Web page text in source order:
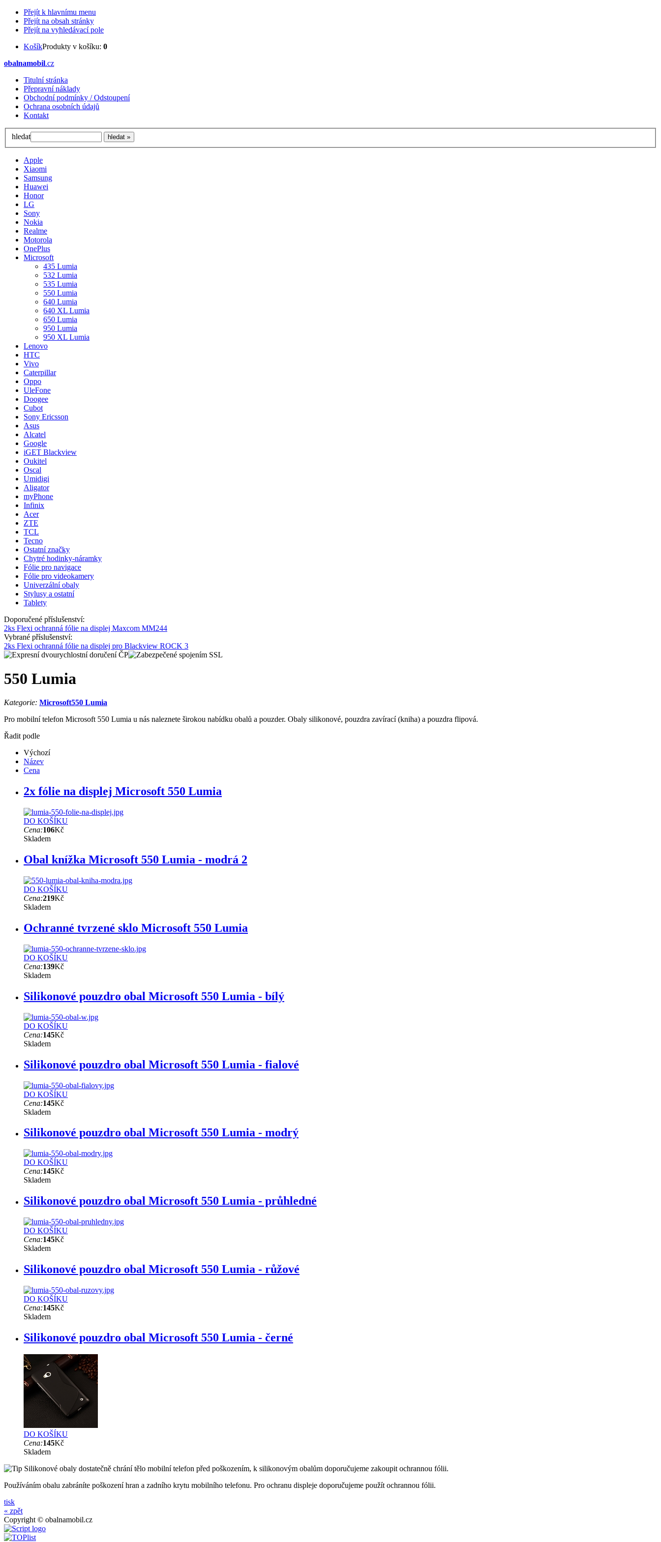
Přejít k hlavnímu menu
Přejít na obsah stránky
Přejít na vyhledávací pole
KošíkProdukty v košíku: 0
obalnamobil.cz
Titulní stránka
Přepravní náklady
Obchodní podmínky / Odstoupení
Ochrana osobních údajů
Kontakt
hledat
Apple
Xiaomi
Samsung
Huawei
Honor
LG
Sony
Nokia
Realme
Motorola
OnePlus
Microsoft
435 Lumia
532 Lumia
535 Lumia
550 Lumia
640 Lumia
640 XL Lumia
650 Lumia
950 Lumia
950 XL Lumia
Lenovo
HTC
Vivo
Caterpillar
Oppo
UleFone
Doogee
Cubot
Sony Ericsson
Asus
Alcatel
Google
iGET Blackview
Oukitel
Oscal
Umidigi
Aligator
myPhone
Infinix
Acer
ZTE
TCL
Tecno
Ostatní značky
Chytré hodinky-náramky
Fólie pro navigace
Fólie pro videokamery
Univerzální obaly
Stylusy a ostatní
Tablety
Doporučené příslušenství:
2ks Flexi ochranná fólie na displej Maxcom MM244
Vybrané příslušenství:
2ks Flexi ochranná fólie na displej pro Blackview ROCK 3
550 Lumia
Kategorie: Microsoft550 Lumia
Pro mobilní telefon Microsoft 550 Lumia u nás naleznete širokou nabídku obalů a pouzder. Obaly silikonové, pouzdra zavírací (kniha) a pouzdra flipová.
Řadit podle
Výchozí
Název
Cena
2x fólie na displej Microsoft 550 Lumia
DO KOŠÍKU
Cena:106Kč
Skladem
Obal knížka Microsoft 550 Lumia - modrá 2
DO KOŠÍKU
Cena:219Kč
Skladem
Ochranné tvrzené sklo Microsoft 550 Lumia
DO KOŠÍKU
Cena:139Kč
Skladem
Silikonové pouzdro obal Microsoft 550 Lumia - bílý
DO KOŠÍKU
Cena:145Kč
Skladem
Silikonové pouzdro obal Microsoft 550 Lumia - fialové
DO KOŠÍKU
Cena:145Kč
Skladem
Silikonové pouzdro obal Microsoft 550 Lumia - modrý
DO KOŠÍKU
Cena:145Kč
Skladem
Silikonové pouzdro obal Microsoft 550 Lumia - průhledné
DO KOŠÍKU
Cena:145Kč
Skladem
Silikonové pouzdro obal Microsoft 550 Lumia - růžové
DO KOŠÍKU
Cena:145Kč
Skladem
Silikonové pouzdro obal Microsoft 550 Lumia - černé
DO KOŠÍKU
Cena:145Kč
Skladem
Silikonové obaly dostatečně chrání tělo mobilní telefon před poškozením, k silikonovým obalům doporučujeme zakoupit ochrannou fólii.
Používáním obalu zabráníte poškození hran a zadního krytu mobilního telefonu. Pro ochranu displeje doporučujeme použít ochrannou fólii.
tisk
« zpět
Copyright © obalnamobil.cz